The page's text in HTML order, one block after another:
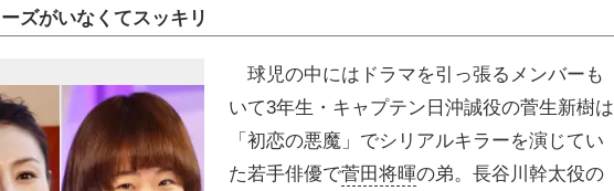
ズがいなくてスッキリ
球児の中にはドラマを引っ張るメンバーも
いて3年生・キャプテン日沖誠役の菅生新樹は
「初恋の悪魔」でシリアルキラーを演じてい
た若手俳優で菅田将暉の弟。長谷川幹太役の